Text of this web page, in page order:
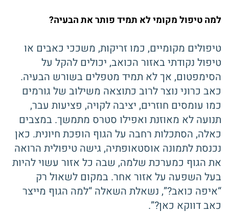
למה טיפול מקומי לא תמיד פותר את הבעיה?
טיפולים מקומיים, כמו זריקות, משככי כאבים או
טיפול נקודתי באזור הכואב, יכולים להקל על
הסימפטום, אך לא תמיד מטפלים בשורש הבעיה.
כאב כרוני נוצר לרוב כתוצאה משילוב של גורמים
כמו עומסים חוזרים, יציבה לקויה, פציעות עבר,
תנועה לא מאוזנת ואפילו סטרס מתמשך. במצבים
כאלה, הסתכלות רחבה על הגוף הופכת חיונית. כאן
נכנסת לתמונה אוסטאופתיה, גישה טיפולית הרואה
את הגוף כמערכת שלמה, שבה כל אזור עשוי להיות
בעל השפעה על אזור אחר. במקום לשאול רק
“איפה כואב?”, נשאלת השאלה “למה הגוף מייצר
כאב דווקא כאן?”.